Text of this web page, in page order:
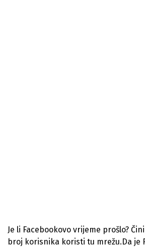
Je li Facebookovo vrijeme prošlo?
broj korisnika koristi tu mrežu.Da je